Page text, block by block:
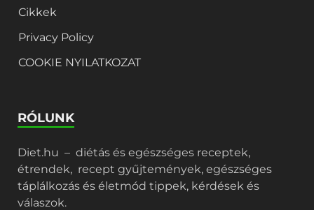
Cikkek
Privacy Policy
COOKIE NYILATKOZAT
RÓLUNK
Diet.hu – diétás és egészséges receptek,
étrendek, recept gyűjtemények, egészséges
táplálkozás és életmód tippek, kérdések és
válaszok.